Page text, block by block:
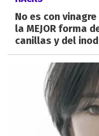
No es con
la MEJOR forma
canillas y del